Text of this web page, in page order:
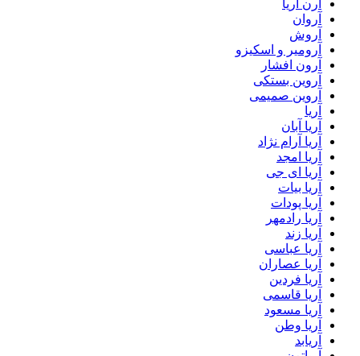
آرن آریا
آروان
آروش
آرومیر و اسکیزو
آرون افشار
آروین بستکی
آروین صمیمی
آریا
آریا آبان
آریا آرام نژاد
آریا امجد
آریا ای جی
آریا بیات
آریا پودات
آریا رادمهر
آریا زند
آریا عباسی
آریا عصاران
آریا فردین
آریا قاسمی
آریا مسعود
آریا وطن
آریابد